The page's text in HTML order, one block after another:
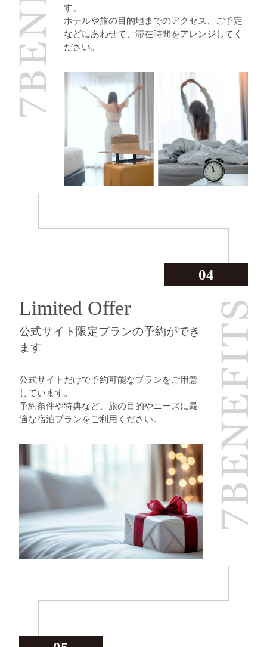
す。
ホテルや旅の目的地までのアクセス、ご予定
などにあわせて、滞在時間をアレンジしてく
ださい。
04
Limited Offer
公式サイト限定プランの予約ができ
ます
公式サイトだけで予約可能なプランをご用意
しています。
予約条件や特典など、旅の目的やニーズに最
適な宿泊プランをご利用ください。